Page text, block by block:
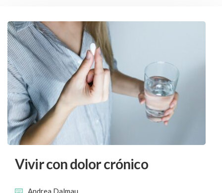
Vivir con dolor crónico
Andrea Dalmau